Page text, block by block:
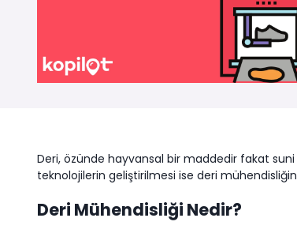
Deri, özünde hayvansal bir maddedir fakat
teknolojilerin geliştirilmesi ise deri
Deri Mühendisliği Nedir?